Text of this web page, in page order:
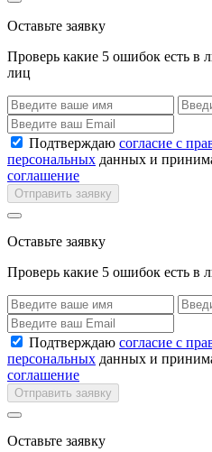
Оставьте заявку
Проверь какие 5 ошибок есть
лиц
Подтверждаю согласие с
персональных данных и
соглашение
Отправить заявку
Оставьте заявку
Проверь какие 5 ошибок есть в
Подтверждаю согласие с
персональных данных и
соглашение
Отправить заявку
Оставьте заявку